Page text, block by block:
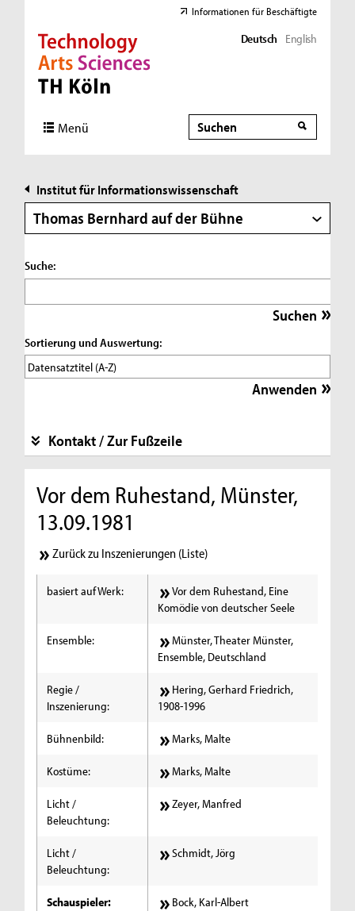
Direkt zur Hauptnavigation
Direkt zur Subnavigation
Direkt zum Inhalt
Direkt zum Fußbereich
Informationen für Beschäftigte
Deutsch English
Menü Suche
Suche
Institut für Informationswissenschaft
Thomas Bernhard auf der Bühne
Suche:
Sortierung und Auswertung:
Kontakt / Zur Fußzeile
Vor dem Ruhestand, Münster,
13.09.1981
Zurück zu Inszenierungen (Liste)
basiert auf Werk:
Vor dem Ruhestand, Eine
Komödie von deutscher Seele
Ensemble:
Münster, Theater Münster,
Ensemble, Deutschland
Regie /
Inszenierung:
Hering, Gerhard Friedrich,
1908-1996
Bühnenbild: Marks, Malte
Kostüme: Marks, Malte
Licht /
Beleuchtung:
Zeyer, Manfred
Licht /
Beleuchtung:
Schmidt, Jörg
Schauspieler: Bock, Karl-Albert